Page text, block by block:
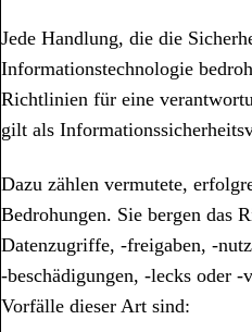
Jede Handlung, die die
Informationstechnologie
Richtlinien für eine
gilt als
Dazu zählen vermutete,
Bedrohungen. Sie bergen das
Datenzugriffe, ‑freigaben,
‑beschädigungen, ‑lecks oder
Vorfälle dieser Art sind: